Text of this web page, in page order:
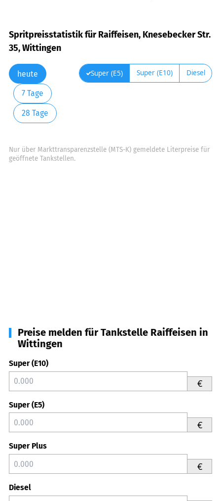
Spritpreisstatistik für Raiffeisen, Knesebecker Str.
35, Wittingen
heute
7 Tage
28 Tage
Super (E5) Super (E10) Diesel
Nur über Markttransparenzstelle (MTS-K) gemeldete Literpreise für
geöffnete Tankstellen.
Preise melden für Tankstelle Raiffeisen in
Wittingen
Super (E10)
€
Super (E5)
€
Super Plus
€
Diesel